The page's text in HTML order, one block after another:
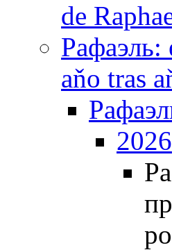
de
Рафаэль:
aňo tras
2026